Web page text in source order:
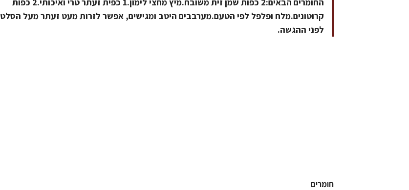
קרוטונים.מלח ופלפל לפי הטעם.מערבבים היטב ומגישים, אפשר לזרות מעט זעתר מעל הסלט
לפני ההגשה.
חומרים